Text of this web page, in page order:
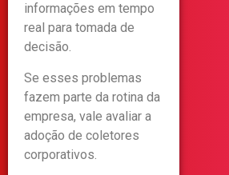
informações em tempo
real para tomada de
decisão.
Se esses problemas
fazem parte da rotina da
empresa, vale avaliar a
adoção de coletores
corporativos.